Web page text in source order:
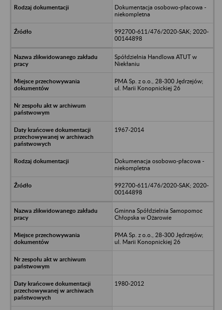
Dokumentacja osobowo-płacowa -
niekompletna
992700-611/476/2020-SAK; 2020-
00144898
Spółdzielnia Handlowa ATUT w
Niekłaniu
PMA Sp. z o.o., 28-300 Jędrzejów;
ul. Marii Konopnickiej 26
1967-2014
Dokumenacja osobowo-płacowa -
niekompletna
992700-611/476/2020-SAK; 2020-
00144898
Gminna Spółdzielnia Samopomoc
Chłopska w Ożarowie
PMA Sp. z o.o., 28-300 Jędrzejów;
ul. Marii Konopnickiej 26
1980-2012